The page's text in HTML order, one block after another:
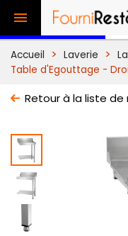

Accueil Laverie
Table d'Egouttage -
Retour à la liste